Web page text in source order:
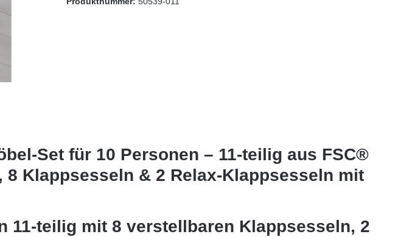
Set für 10 Personen – 11-teilig aus FSC®
Klappsesseln & 2 Relax-Klappsesseln mit
11-teilig mit 8 verstellbaren Klappsesseln, 2